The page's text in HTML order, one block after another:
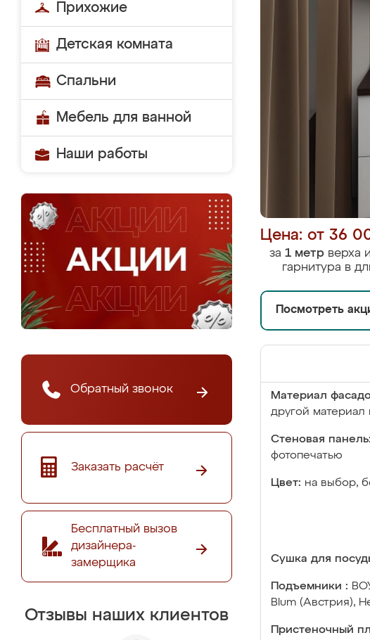
Прихожие
Детская комната
Спальни
Мебель для ванной
Наши работы
Обратный звонок
Заказать расчёт
Бесплатный вызов
дизайнера-
замерщика
Отзывы наших клиентов
Цена: от 36
за 1 метр верха
гарнитура в
Посмотреть
Материал
другой
Стеновая панель:
фотопечатью
Цвет: на выбор,
Сушка для
Подъемники :
Blum (Австрия),
Пристеночный